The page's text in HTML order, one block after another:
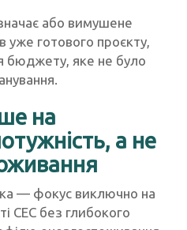
або вимушене
уже готового проєкту,
бюджету, яке не було
на
а не
— фокус виключно на
СЕС без глибокого